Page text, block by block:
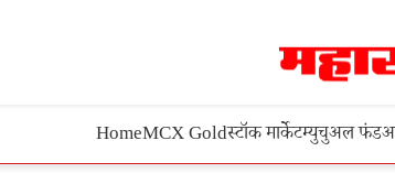
HomeMCX Goldस्टॉक मार्केटम्युचुअल फंड